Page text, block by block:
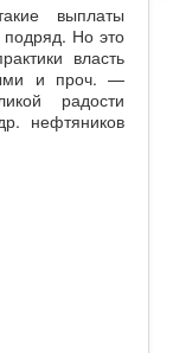
выплаты
Но это
власть
и проч. —
радости
нефтяников